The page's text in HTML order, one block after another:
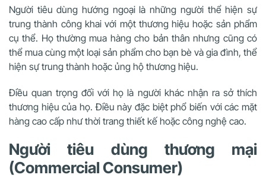
Người tiêu dùng hướng ngoại là những người thể hiện sự
trung thành công khai với một thương hiệu hoặc sản phẩm
cụ thể. Họ thường mua hàng cho bản thân nhưng cũng có
thể mua cùng một loại sản phẩm cho bạn bè và gia đình, thể
hiện sự trung thành hoặc ủng hộ thương hiệu.
Điều quan trọng đối với họ là người khác nhận ra sở thích
thương hiệu của họ. Điều này đặc biệt phổ biến với các mặt
hàng cao cấp như thời trang thiết kế hoặc công nghệ cao.
Người tiêu dùng thương mại
(Commercial Consumer)